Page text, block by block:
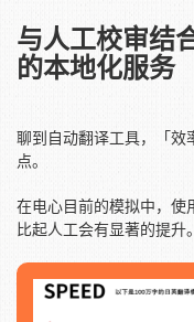
与人工校审结
的本地化服务
聊到自动翻译工具，「效
点。
在电心目前的模拟中，使
比起人工会有显著的提升。